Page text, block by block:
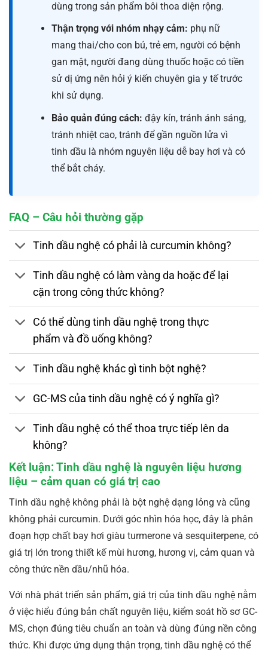
dùng trong sản phẩm bôi thoa diện rộng.
Thận trọng với nhóm nhạy cảm: phụ nữ
mang thai/cho con bú, trẻ em, người có bệnh
gan mật, người đang dùng thuốc hoặc có tiền
sử dị ứng nên hỏi ý kiến chuyên gia y tế trước
khi sử dụng.
Bảo quản đúng cách: đậy kín, tránh ánh sáng,
tránh nhiệt cao, tránh để gần nguồn lửa vì
tinh dầu là nhóm nguyên liệu dễ bay hơi và có
thể bắt cháy.
FAQ – Câu hỏi thường gặp
Tinh dầu nghệ có phải là curcumin không?
Tinh dầu nghệ có làm vàng da hoặc để lại
cặn trong công thức không?
Có thể dùng tinh dầu nghệ trong thực
phẩm và đồ uống không?
Tinh dầu nghệ khác gì tinh bột nghệ?
GC-MS của tinh dầu nghệ có ý nghĩa gì?
Tinh dầu nghệ có thể thoa trực tiếp lên da
không?
Kết luận: Tinh dầu nghệ là nguyên liệu hương
liệu – cảm quan có giá trị cao
Tinh dầu nghệ không phải là bột nghệ dạng lỏng và cũng
không phải curcumin. Dưới góc nhìn hóa học, đây là phân
đoạn hợp chất bay hơi giàu turmerone và sesquiterpene, có
giá trị lớn trong thiết kế mùi hương, hương vị, cảm quan và
công thức nền dầu/nhũ hóa.
Với nhà phát triển sản phẩm, giá trị của tinh dầu nghệ nằm
ở việc hiểu đúng bản chất nguyên liệu, kiểm soát hồ sơ GC-
MS, chọn đúng tiêu chuẩn an toàn và dùng đúng nền công
thức. Khi được ứng dụng thận trọng, tinh dầu nghệ có thể